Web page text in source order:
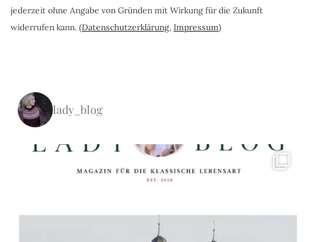
jederzeit ohne Angabe von Gründen mit Wirkung für die Zukunft
widerrufen kann. (Datenschutzerklärung, Impressum)
lady_blog